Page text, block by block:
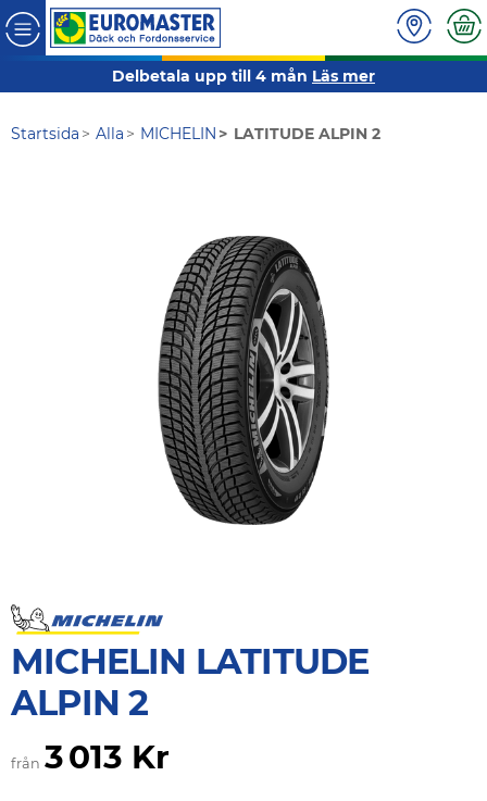
Delbetala upp till 4 mån Läs mer
Startsida Alla MICHELIN LATITUDE ALPIN 2
MICHELIN LATITUDE
ALPIN 2
från 3 013 Kr